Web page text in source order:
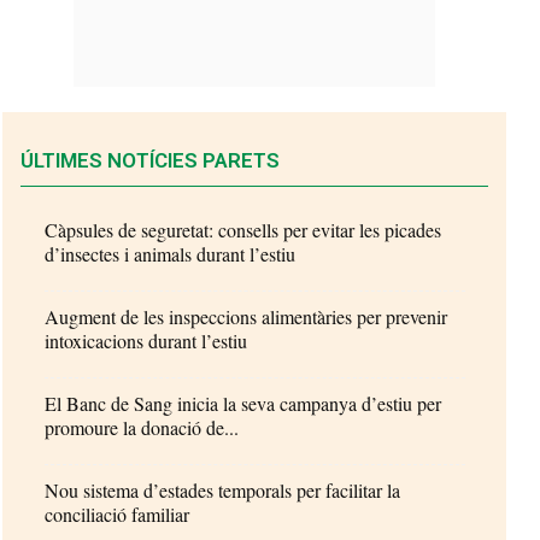
ÚLTIMES NOTÍCIES PARETS
Càpsules de seguretat: consells per evitar les picades
d’insectes i animals durant l’estiu
Augment de les inspeccions alimentàries per prevenir
intoxicacions durant l’estiu
El Banc de Sang inicia la seva campanya d’estiu per
promoure la donació de...
Nou sistema d’estades temporals per facilitar la
conciliació familiar